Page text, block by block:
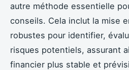
autre méthode essentielle
conseils. Cela inclut la mise
robustes pour identifier,
risques potentiels, assurant
financier plus stable et